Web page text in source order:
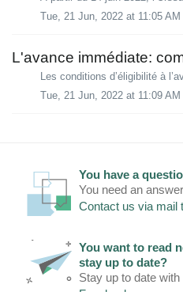
Tue, 21 Jun, 2022 at 11:05 AM
L'avance immédiate:
Tue, 21 Jun, 2022 at 11:09 AM
You have a
You need an
Contact us via mail
You want to read
stay up to date?
Stay up to date